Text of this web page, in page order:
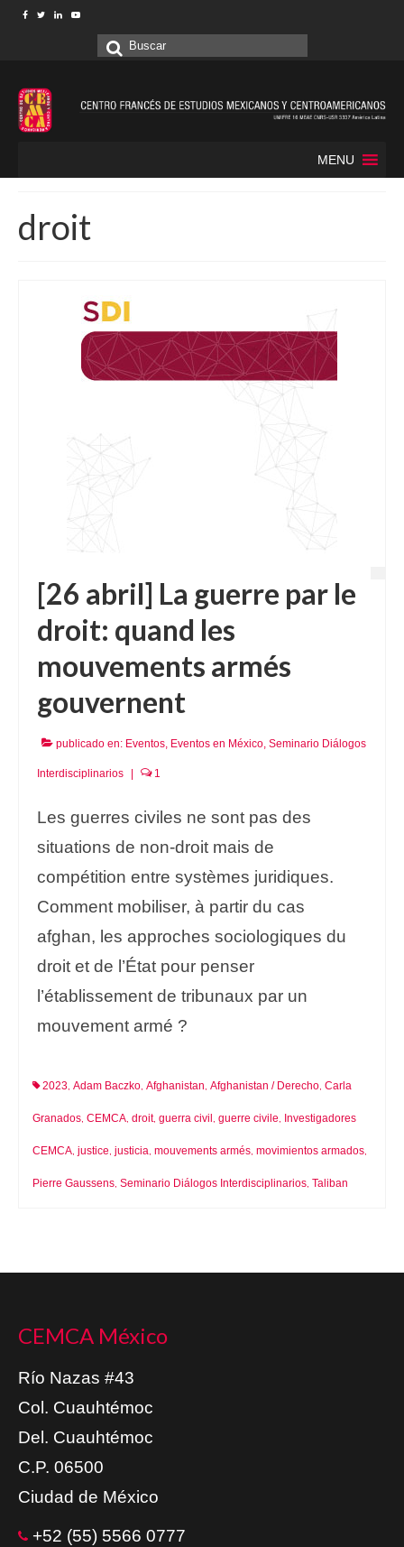
Buscar
MENU
droit
[26 abril] La guerre par le
droit: quand les
mouvements armés
gouvernent
publicado en: Eventos, Eventos en México, Seminario Diálogos
Interdisciplinarios 1
Les guerres civiles ne sont pas des
situations de non-droit mais de
compétition entre systèmes juridiques.
Comment mobiliser, à partir du cas
afghan, les approches sociologiques du
droit et de l’État pour penser
l’établissement de tribunaux par un
mouvement armé ?
2023, Adam Baczko, Afghanistan, Afghanistan / Derecho, Carla
Granados, CEMCA, droit, guerra civil , guerre civile, Investigadores
CEMCA, justice, justicia, mouvements armés, movimientos armados,
Pierre Gaussens, Seminario Diálogos Interdisciplinarios, Taliban
CEMCA México
Río Nazas #43
Col. Cuauhtémoc
Del. Cuauhtémoc
C.P. 06500
Ciudad de México
+52 (55) 5566 0777